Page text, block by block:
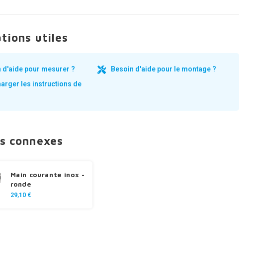
utiles
d'aide pour mesurer ?
Besoin d'aide pour le montage ?
les instructions de
connexes
Main courante inox -
ronde
29,10 €